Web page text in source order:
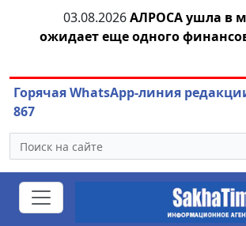
03.08.2026АЛРОСА ушла в
ожидает еще одного
Горячая WhatsApp-линия
867